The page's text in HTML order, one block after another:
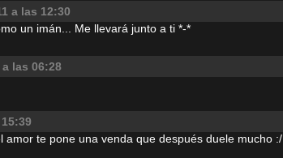
a las 12:30
un imán... Me llevará junto a ti *-*
a las 06:28
amor te pone una venda que después duele mucho :/